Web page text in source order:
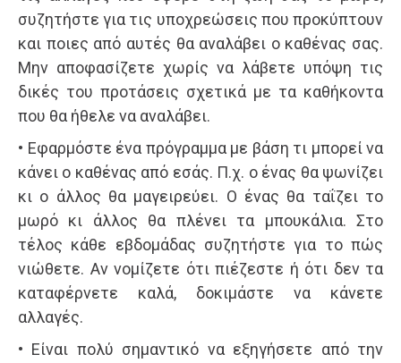
συζητήστε για τις υποχρεώσεις που προκύπτουν
και ποιες από αυτές θα αναλάβει ο καθένας σας.
Μην αποφασίζετε χωρίς να λάβετε υπόψη τις
δικές του προτάσεις σχετικά με τα καθήκοντα
που θα ήθελε να αναλάβει.
• Εφαρμόστε ένα πρόγραμμα με βάση τι μπορεί να
κάνει ο καθένας από εσάς. Π.χ. ο ένας θα ψωνίζει
κι ο άλλος θα μαγειρεύει. Ο ένας θα ταΐζει το
μωρό κι άλλος θα πλένει τα μπουκάλια. Στο
τέλος κάθε εβδομάδας συζητήστε για το πώς
νιώθετε. Αν νομίζετε ότι πιέζεστε ή ότι δεν τα
καταφέρνετε καλά, δοκιμάστε να κάνετε
αλλαγές.
• Είναι πολύ σημαντικό να εξηγήσετε από την